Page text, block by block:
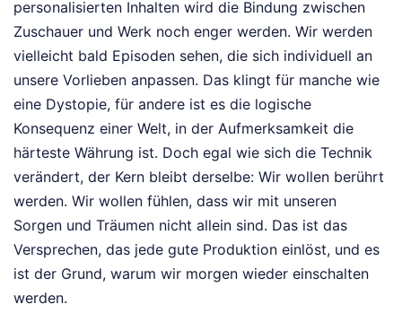
personalisierten Inhalten wird die Bindung zwischen
Zuschauer und Werk noch enger werden. Wir werden
vielleicht bald Episoden sehen, die sich individuell an
unsere Vorlieben anpassen. Das klingt für manche wie
eine Dystopie, für andere ist es die logische
Konsequenz einer Welt, in der Aufmerksamkeit die
härteste Währung ist. Doch egal wie sich die Technik
verändert, der Kern bleibt derselbe: Wir wollen berührt
werden. Wir wollen fühlen, dass wir mit unseren
Sorgen und Träumen nicht allein sind. Das ist das
Versprechen, das jede gute Produktion einlöst, und es
ist der Grund, warum wir morgen wieder einschalten
werden.